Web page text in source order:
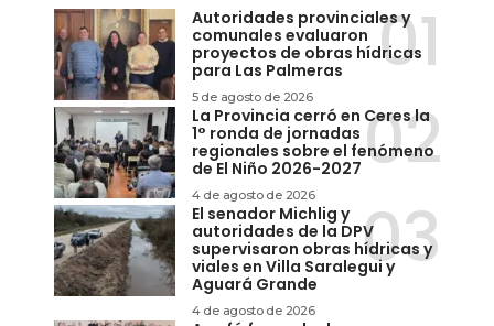
Autoridades provinciales y
comunales evaluaron
proyectos de obras hídricas
para Las Palmeras
5 de agosto de 2026
La Provincia cerró en Ceres la
1° ronda de jornadas
regionales sobre el fenómeno
de El Niño 2026-2027
4 de agosto de 2026
El senador Michlig y
autoridades de la DPV
supervisaron obras hídricas y
viales en Villa Saralegui y
Aguará Grande
4 de agosto de 2026